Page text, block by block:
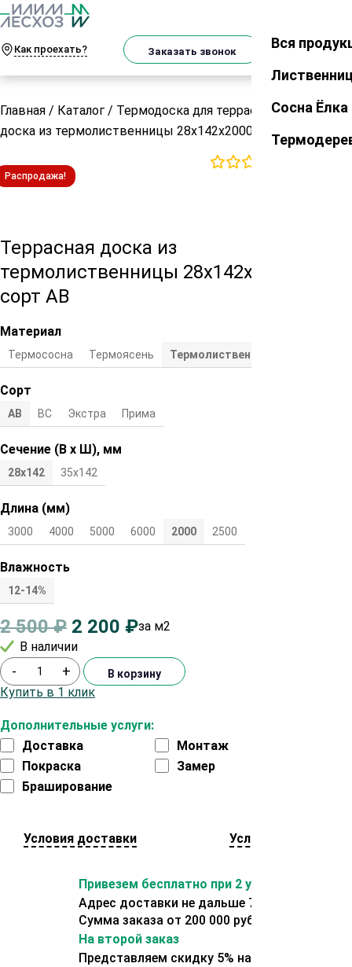
Как проехать? Заказать звонок Закрыть
Вся
Сосна Ёлка
Главная / Каталог / Термодоска для террасы /Террасная
доска из термолиственницы 28х142х2000 мм сорт АВ
Распродажа!
Террасная доска из
термолиственницы 28х142х2000 мм
сорт АВ
Материал
Термососна Термоясень Термолиственница
Сорт
АВ ВС Экстра Прима
Сечение (В х Ш), мм
28х142 35х142
Длина (мм)
3000 4000 5000 6000 2000 2500
Влажность
12-14%
2 500₽ 2 200 ₽за м2
В наличии
Дополнительные услуги:
Доставка
Монтаж
Покраска
Замер
Браширование
- + В корзину
Купить в 1 клик
Условия доставки Условия оплаты
Привезем бесплатно при 2 условиях:
Адрес доставки не дальше 70 км от склада.
Сумма заказа от 200 000 рублей.
На второй заказ
Представляем скидку 5% на второй заказ